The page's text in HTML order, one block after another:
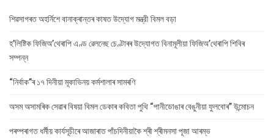
শিৱসাগৰত অহৰ্নিশে বানাক্ৰান্তৰ কাষত উদ্যোগ মন্ত্রী বিমল বড়া
হ’লিষ্টিক ফিজিঅ’থেৰাপি এণ্ড ৱেলনেছ চেণ্টাৰৰ উদ্যোগত বিনামূলীয়া ফিজিঅ’থেৰাপি শিবিৰ
সম্পন্ন
“নিৰ্বাক”ৰ ১৭ দিনীয়া মূকাভিনয় কৰ্মশালাৰ সামৰণি
অসম অসামৰিক সেৱাৰ বিষয়া বিমল ডেকাৰ কবিতা পুথি “পানীডোঙাৰ বেঙুনীয়া ফুলবোৰ” উন্মোচন
পৰম্পৰাগত ধৰ্মীয় কাৰ্যসূচীৰে আজাৰাত পাঁচদিনীয়াকৈ শ্ৰী শ্ৰীমনসা পূজা আৰম্ভ